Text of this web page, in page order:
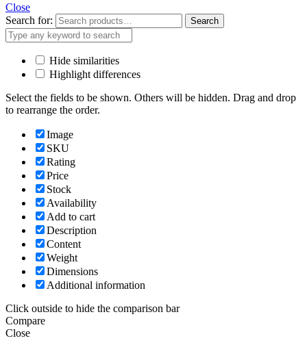
Close
Search for:
Search
Hide similarities
Highlight differences
Select the fields to be shown. Others will be hidden. Drag and drop
to rearrange the order.
Image
SKU
Rating
Price
Stock
Availability
Add to cart
Description
Content
Weight
Dimensions
Additional information
Click outside to hide the comparison bar
Compare
Close